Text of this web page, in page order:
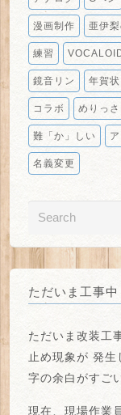
漫画制作 亜伊
練習
鏡音リン 年賀
コラボ めりっ
難「か」しい
名義変更
ただいま工事中
ただいま改装工
止め現象が 発生
字の余白がすご
現在、現場作業